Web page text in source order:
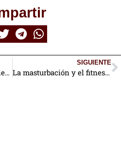
Estos son los 10 mandamientos del fitness
SIGUIENTE
La masturbación y el fitness: Mitos y realidades